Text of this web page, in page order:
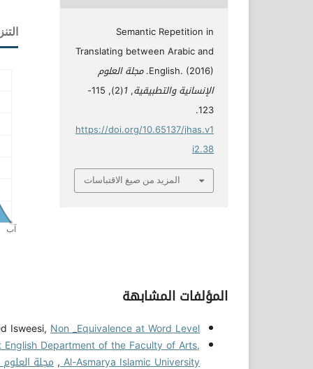
Semantic Repetition in
Translating between Arabic and
English. (2016). مجلة العلوم
الإنسانية والتطبيقية,
1
(2), 115-
123.
https://doi.org/10.65137/jhas.v1
i2.38
المزيد من صيغ الاقتباسات
المؤلفات المشابهة
Isweesi, Non _Equivalence at Word Level
Department of the Faculty of Arts,
Al-Asmarya Islamic University
, مجلة العلوم